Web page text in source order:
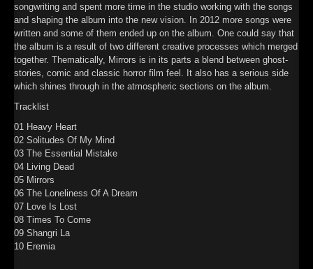
►
►
►
songwriting and spent more time in the studio working with the songs
and shaping the album into the new vision. In 2012 more songs were
written and some of them ended up on the album. One could say that
the album is a result of two different creative processes which merged
together. Thematically, Mirrors is in its parts a blend between ghost-
stories, comic and classic horror film feel. It also has a serious side
which shines through in the atmospheric sections on the album.
Tracklist
01 Heavy Heart
02 Solitudes Of My Mind
03 The Essential Mistake
04 Living Dead
05 Mirrors
06 The Loneliness Of A Dream
07 Love Is Lost
08 Times To Come
09 Shangri La
10 Eremia